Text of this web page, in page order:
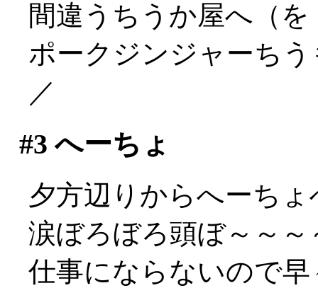
間違うちうか屋へ（を
ポークジンジャーち
／
#3 へーちょ
夕方辺りからへーち
涙ぼろぼろ頭ぼ～～～
仕事にならないので